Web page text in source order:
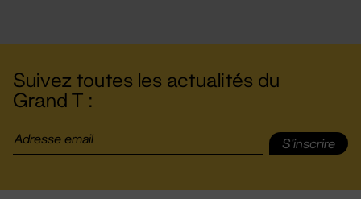
Suivez toutes les actualités du
Grand T :
S'inscrire